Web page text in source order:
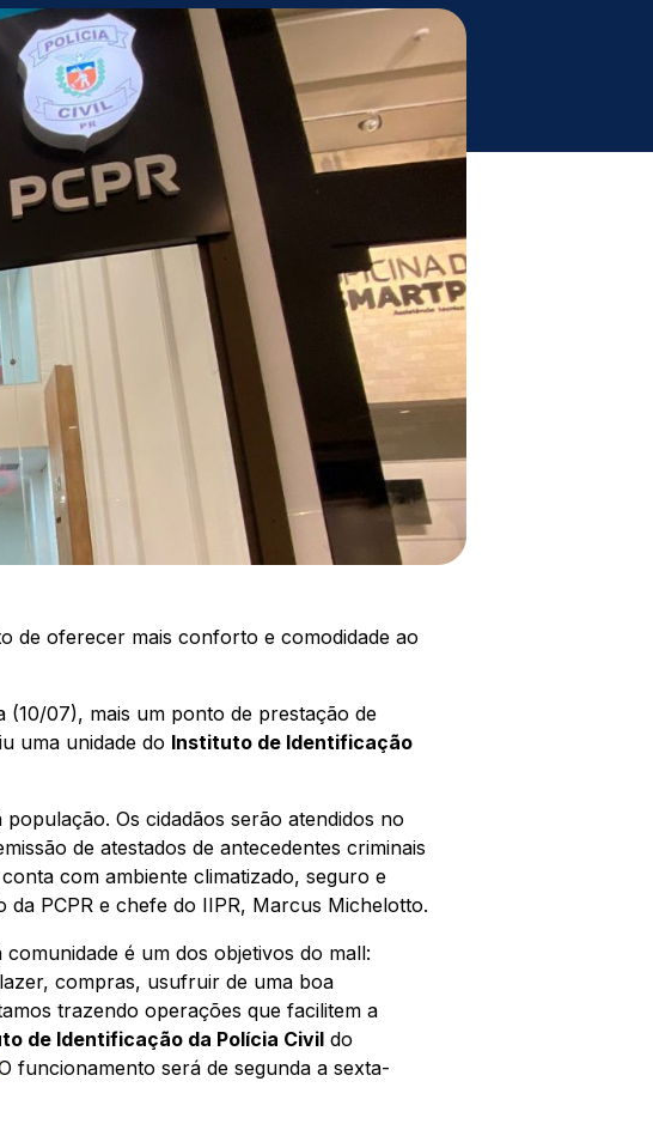
de oferecer mais conforto e comodidade ao
07), mais um ponto de prestação de
uma unidade do Instituto de Identificação
Os cidadãos serão atendidos no
de atestados de antecedentes criminais
com ambiente climatizado, seguro e
da PCPR e chefe do IIPR, Marcus Michelotto.
é um dos objetivos do mall:
compras, usufruir de uma boa
trazendo operações que facilitem a
de Identificação da Polícia Civil do
funcionamento será de segunda a sexta-